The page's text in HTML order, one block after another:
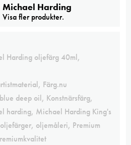
Michael Harding
Visa fler produkter.
Harding oljefärg 40ml,
, Färg.nu
deep oil, Konstnärsfärg,
harding, Michael Harding King's
oljefärger, oljemåleri, Premium